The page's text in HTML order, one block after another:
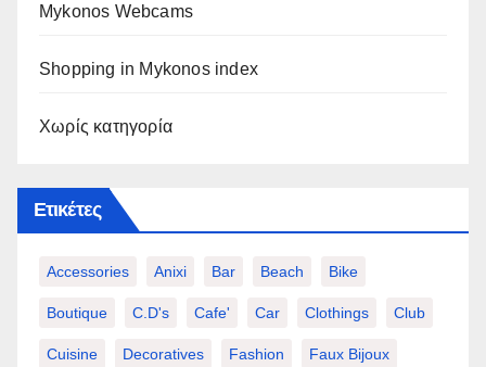
Mykonos Webcams
Shopping in Mykonos index
Χωρίς κατηγορία
Ετικέτες
Accessories Anixi Bar Beach Bike
Boutique C.d's Cafe' Car Clothings Club
Cuisine Decoratives Fashion Faux Bijoux